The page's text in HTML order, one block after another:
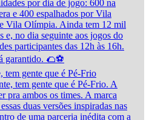
tem gente que é Pé-Frio